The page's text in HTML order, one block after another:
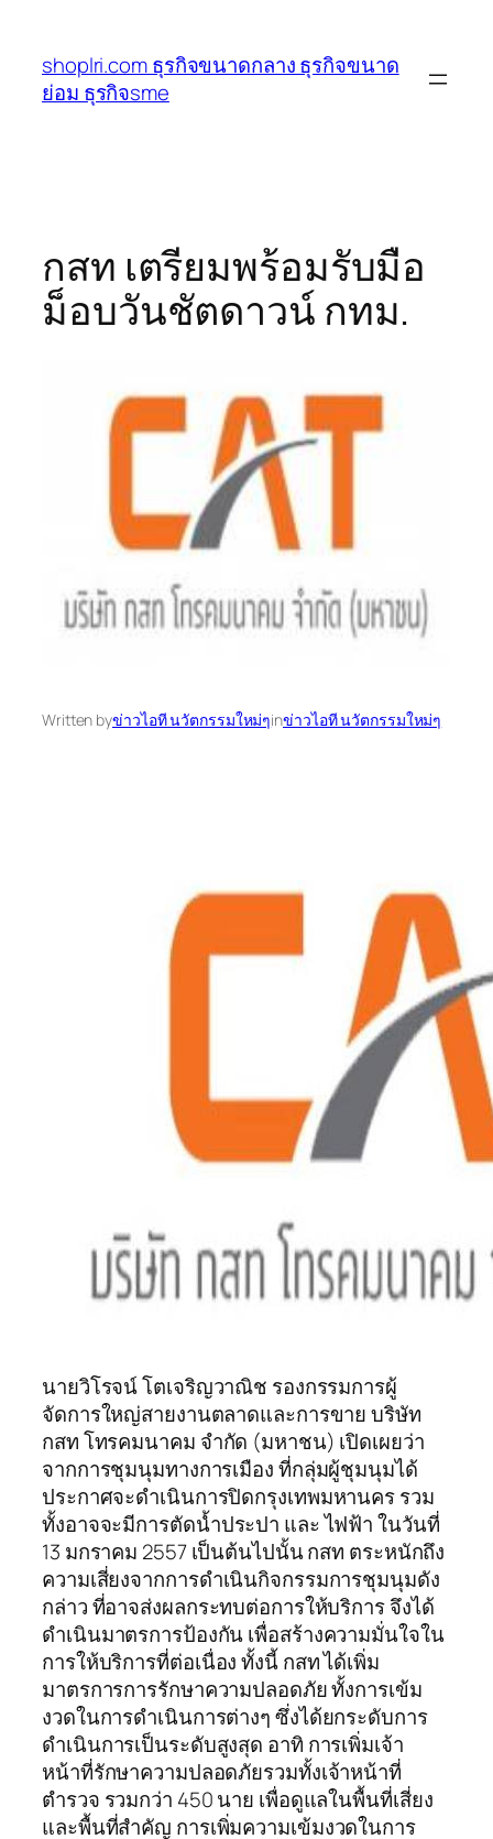
เนื้อหา
shoplri.com ธุรกิจขนาดกลาง ธุรกิจขนาด
ย่อม ธุรกิจsme
กสท เตรียมพร้อมรับมือ
ม็อบวันชัตดาวน์ กทม.
Written byข่าวไอที นวัตกรรมใหม่ๆinข่าวไอที นวัตกรรมใหม่ๆ
นายวิโรจน์ โตเจริญวาณิช รองกรรมการผู้
จัดการใหญ่สายงานตลาดและการขาย บริษัท
กสท โทรคมนาคม จำกัด (มหาชน) เปิดเผยว่า
จากการชุมนุมทางการเมือง ที่กลุ่มผู้ชุมนุมได้
ประกาศจะดำเนินการปิดกรุงเทพมหานคร รวม
ทั้งอาจจะมีการตัดน้ำประปา และ ไฟฟ้า ในวันที่
13 มกราคม 2557 เป็นต้นไปนั้น กสท ตระหนักถึง
ความเสี่ยงจากการดำเนินกิจกรรมการชุมนุมดัง
กล่าว ที่อาจส่งผลกระทบต่อการให้บริการ จึงได้
ดำเนินมาตรการป้องกัน เพื่อสร้างความมั่นใจใน
การให้บริการที่ต่อเนื่อง ทั้งนี้ กสท ได้เพิ่ม
มาตรการการรักษาความปลอดภัย ทั้งการเข้ม
งวดในการดำเนินการต่างๆ ซึ่งได้ยกระดับการ
ดำเนินการเป็นระดับสูงสุด อาทิ การเพิ่มเจ้า
หน้าที่รักษาความปลอดภัยรวมทั้งเจ้าหน้าที่
ตำรวจ รวมกว่า 450 นาย เพื่อดูแลในพื้นที่เสี่ยง
และพื้นที่สำคัญ การเพิ่มความเข้มงวดในการ